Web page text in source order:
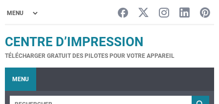
CENTRE D’IMPRESSION
TÉLÉCHARGER GRATUIT DES PILOTES POUR VOTRE APPAREIL
MENU